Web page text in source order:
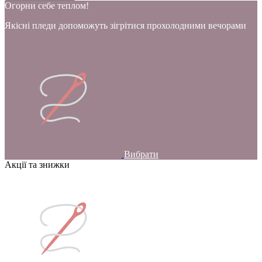
Огорни себе теплом!
Якісні пледи допоможуть зігрітися прохолодними вечорами
Вибрати
Акції та знижки